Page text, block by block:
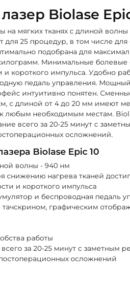
Biolase
на мягких тканях с длиной
для 25 процедур, в том числе для
подобрана для
Минимальные
короткого импульса. Удобно
педаль управления.
интуитивно понятен.
с длиной от 4 до 20 мм имеют
любым необходимым местам.
всего за 20-25 минут с
осложнений.
Biolase Epic 10
волны - 940 нм
снижению нагрева тканей
и короткого импульса
и беспроводная педаль
графическим
работы
за 20-25 минут с заметным
осложнений